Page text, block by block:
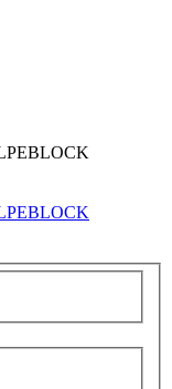
BLOCK
BLOCK